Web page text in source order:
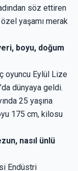
söz ettiren
yaşamı merak
boyu, doğum
oyuncu Eylül Lize
dünyaya geldi.
25 yaşına
175 cm, kilosu
nasıl ünlü
Endüstri